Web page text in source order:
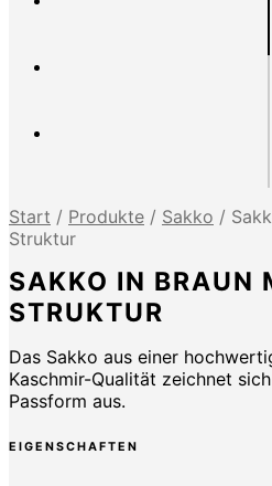
Start / Produkte / Sakko /
Struktur
SAKKO IN BRAUN
STRUKTUR
Das Sakko aus einer
Kaschmir-Qualität zeichnet
Passform aus.
EIGENSCHAFTEN